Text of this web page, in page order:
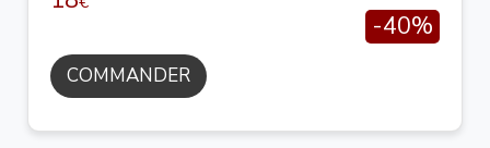
-40%
COMMANDER